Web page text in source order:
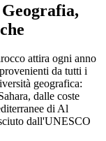
attira ogni anno
da tutti i
geografica:
dalle coste
di Al
dall'UNESCO